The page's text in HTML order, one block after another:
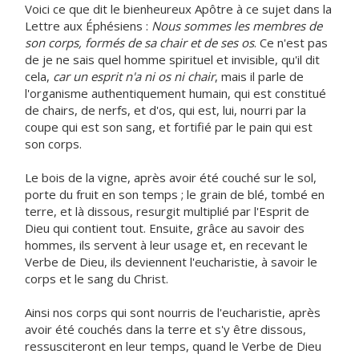
Voici ce que dit le bienheureux Apôtre à ce sujet dans la
Lettre aux Éphésiens : Nous sommes les membres de
son corps, formés de sa chair et de ses os. Ce n'est pas
de je ne sais quel homme spirituel et invisible, qu'il dit
cela, car un esprit n'a ni os ni chair, mais il parle de
l'organisme authentiquement humain, qui est constitué
de chairs, de nerfs, et d'os, qui est, lui, nourri par la
coupe qui est son sang, et fortifié par le pain qui est
son corps.
Le bois de la vigne, après avoir été couché sur le sol,
porte du fruit en son temps ; le grain de blé, tombé en
terre, et là dissous, resurgit multiplié par l'Esprit de
Dieu qui contient tout. Ensuite, grâce au savoir des
hommes, ils servent à leur usage et, en recevant le
Verbe de Dieu, ils deviennent l'eucharistie, à savoir le
corps et le sang du Christ.
Ainsi nos corps qui sont nourris de l'eucharistie, après
avoir été couchés dans la terre et s'y être dissous,
ressusciteront en leur temps, quand le Verbe de Dieu